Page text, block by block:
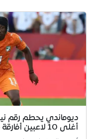
ديوماندي يحطم رقم
أغلى 10 لاعبين أفارقة في التاريخ